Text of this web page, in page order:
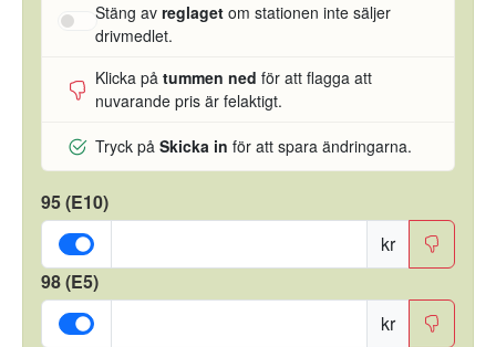
Stäng av reglaget om stationen inte säljer
drivmedlet.
Klicka på tummen ned för att flagga att
nuvarande pris är felaktigt.
Tryck på Skicka in för att spara ändringarna.
95 (E10)
kr
98 (E5)
kr